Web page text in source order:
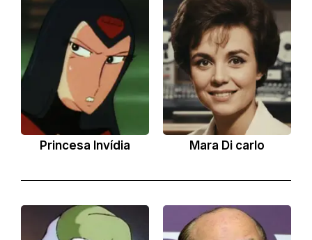
Princesa Invídia Mara Di carlo